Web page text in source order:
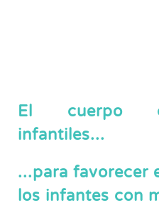
El cuerpo
infantiles...
...para favorecer
los infantes con